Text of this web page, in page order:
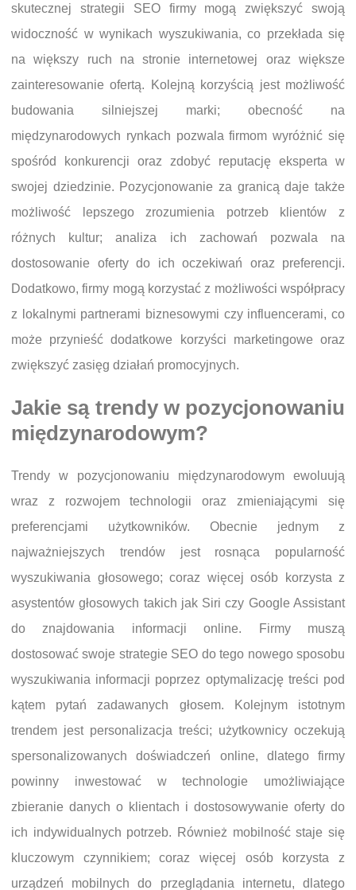
skutecznej strategii SEO firmy mogą zwiększyć swoją
widoczność w wynikach wyszukiwania, co przekłada się
na większy ruch na stronie internetowej oraz większe
zainteresowanie ofertą. Kolejną korzyścią jest możliwość
budowania silniejszej marki; obecność na
międzynarodowych rynkach pozwala firmom wyróżnić się
spośród konkurencji oraz zdobyć reputację eksperta w
swojej dziedzinie. Pozycjonowanie za granicą daje także
możliwość lepszego zrozumienia potrzeb klientów z
różnych kultur; analiza ich zachowań pozwala na
dostosowanie oferty do ich oczekiwań oraz preferencji.
Dodatkowo, firmy mogą korzystać z możliwości współpracy
z lokalnymi partnerami biznesowymi czy influencerami, co
może przynieść dodatkowe korzyści marketingowe oraz
zwiększyć zasięg działań promocyjnych.
Jakie są trendy w pozycjonowaniu
międzynarodowym?
Trendy w pozycjonowaniu międzynarodowym ewoluują
wraz z rozwojem technologii oraz zmieniającymi się
preferencjami użytkowników. Obecnie jednym z
najważniejszych trendów jest rosnąca popularność
wyszukiwania głosowego; coraz więcej osób korzysta z
asystentów głosowych takich jak Siri czy Google Assistant
do znajdowania informacji online. Firmy muszą
dostosować swoje strategie SEO do tego nowego sposobu
wyszukiwania informacji poprzez optymalizację treści pod
kątem pytań zadawanych głosem. Kolejnym istotnym
trendem jest personalizacja treści; użytkownicy oczekują
spersonalizowanych doświadczeń online, dlatego firmy
powinny inwestować w technologie umożliwiające
zbieranie danych o klientach i dostosowywanie oferty do
ich indywidualnych potrzeb. Również mobilność staje się
kluczowym czynnikiem; coraz więcej osób korzysta z
urządzeń mobilnych do przeglądania internetu, dlatego